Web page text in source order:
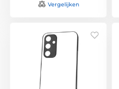
Vergelijken